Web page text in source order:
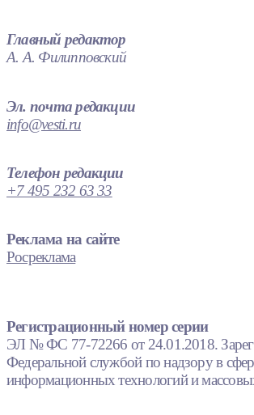
Главный редактор
А. А. Филипповский
Эл. почта редакции
info@vesti.ru
Телефон редакции
+7 495 232 63 33
Реклама на сайте
Росреклама
Регистрационный номер серии
ЭЛ № ФС 77-72266 от 24.01.2018.
Федеральной службой по надзору в
информационных технологий и